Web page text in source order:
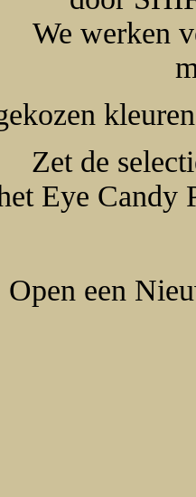
We werken
Zet de
Eye Candy
Open een